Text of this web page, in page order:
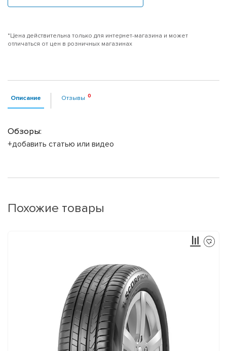
*Цена действительна только для интернет-магазина и может
отличаться от цен в розничных магазинах
Описание Отзывы
Обзоры:
+добавить статью или видео
Похожие товары